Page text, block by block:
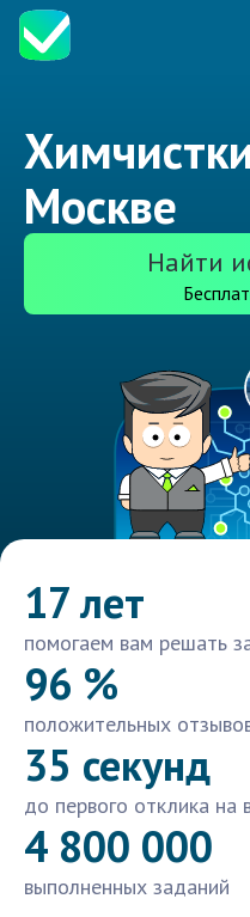
Москве
Найти
17 лет
помогаем вам решать
96 %
положительных
35 секунд
до первого отклика на
4 800 000
выполненных заданий